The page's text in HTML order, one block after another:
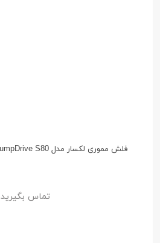
فلش مموری لکسار مدل JumpDrive S80 ظرفیت 128 گیگابایت
تماس بگیرید